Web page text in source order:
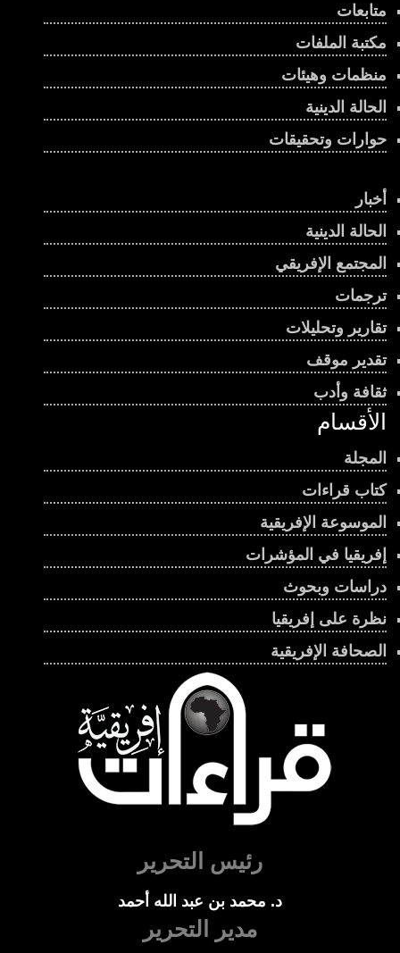
متابعات
مكتبة الملفات
منظمات وهيئات
الحالة الدينية
حوارات وتحقيقات
أخبار
الحالة الدينية
المجتمع الإفريقي
ترجمات
تقارير وتحليلات
تقدير موقف
ثقافة وأدب
الأقسام
المجلة
كتاب قراءات
الموسوعة الإفريقية
إفريقيا في المؤشرات
دراسات وبحوث
نظرة على إفريقيا
الصحافة الإفريقية
رئيس التحرير
د. محمد بن عبد الله أحمد
مدير التحرير